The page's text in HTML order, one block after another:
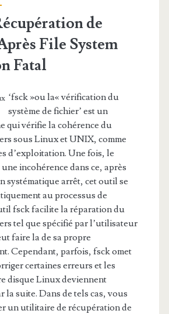
de
File System
Fatal
‘fsck »ou la« vérification du
système de fichier’ est un
qui vérifie la cohérence du
sous Linux et UNIX, comme
d’exploitation. Une fois, le
incohérence dans ce, après
systématique arrêt, cet outil se
au processus de
fsck facilite la réparation du
tel que spécifié par l’utilisateur
faire la de sa propre
Cependant, parfois, fsck omet
certaines erreurs et les
disque Linux deviennent
la suite. Dans de tels cas, vous
un utilitaire de récupération de